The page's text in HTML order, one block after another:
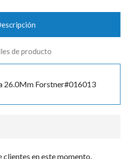
de producto
26.0Mm Forstner#016013
clientes en este momento.